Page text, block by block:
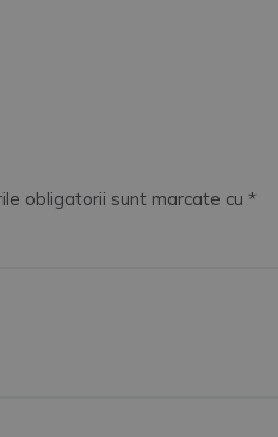
obligatorii sunt marcate cu *